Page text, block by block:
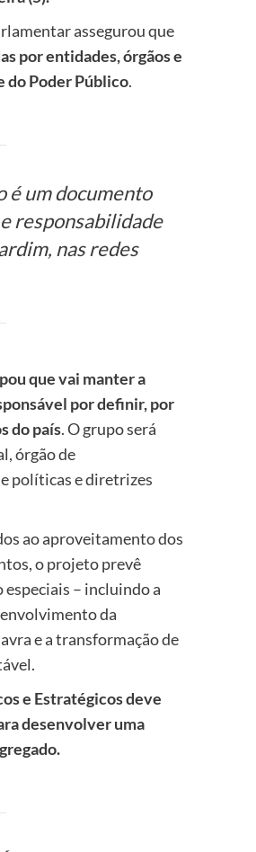
assegurou que
por entidades, órgãos e
do Poder Público.
é um documento
responsabilidade
nas redes
que vai manter a
por definir, por
do país. O grupo será
órgão de
políticas e diretrizes
ao aproveitamento dos
o projeto prevê
especiais – incluindo a
da
e a transformação de
e Estratégicos deve
desenvolver uma